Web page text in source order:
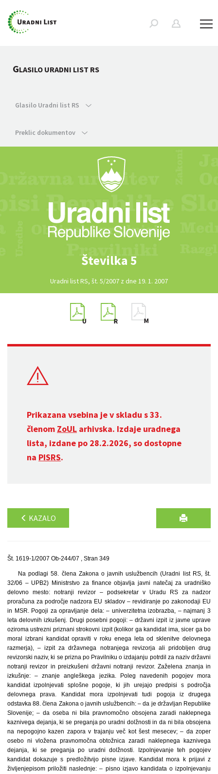
GLASILO URADNI LIST RS
Glasilo Uradni list RS
Preklic dokumentov
Številka 5
Uradni list RS, št. 5/2007 z dne 19. 1. 2007
Prikazana vsebina je v skladu s 33.
členom ZoUL arhivska. Izdaje uradnega
lista, izdane po 28.2.2026, so dostopne
na PISRS.
KAZALO
Št. 1619-1/2007 Ob-244/07 , Stran 349
Na podlagi 58. člena Zakona o javnih uslužbencih (Uradni list RS, št.
32/06 – UPB2) Ministrstvo za finance objavlja javni natečaj za uradniško
delovno mesto: notranji revizor – podsekretar v Uradu RS za nadzor
proračuna za področje nadzora EU skladov – revidiranje po zakonodaji EU
in MSR. Pogoji za opravljanje dela: – univerzitetna izobrazba, – najmanj 3
leta delovnih izkušenj. Drugi posebni pogoji: – državni izpit iz javne uprave
oziroma ustrezni priznani strokovni izpit (kolikor ga kandidat ima, sicer ga bo
moral izbrani kandidat opraviti v roku enega leta od sklenitve delovnega
razmerja), – izpit za državnega notranjega revizorja ali pridobljen drug
revizorski naziv, ki se prizna po Pravilniku o izdajanju potrdil za naziv državni
notranji revizor in preizkušeni državni notranji revizor. Zaželena znanja in
izkušnje: – znanje angleškega jezika. Poleg navedenih pogojev mora
kandidat izpolnjevati splošne pogoje, ki jih urejajo predpisi s področja
delovnega prava. Kandidat mora izpolnjevati tudi pogoja iz drugega
odstavka 88. člena Zakona o javnih uslužbencih: – da je državljan Republike
Slovenije; – da oseba ni bila pravnomočno obsojena zaradi naklepnega
kaznivega dejanja, ki se preganja po uradni dolžnosti in da ni bila obsojena
na nepogojno kazen zapora v trajanju več kot šest mesecev; – da zoper
osebo ni vložena pravnomočna obtožnica zaradi naklepnega kaznivega
dejanja, ki se preganja po uradni dolžnosti. Izpolnjevanje teh pogojev
kandidat dokazuje s predložitvijo pisne izjave. Kandidat mora k prijavi z
življenjepisom priložiti naslednje: – pisno izjavo kandidata o izpolnjevanju